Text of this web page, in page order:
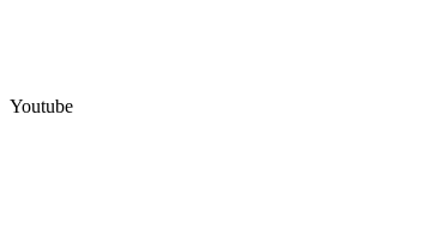
Youtube